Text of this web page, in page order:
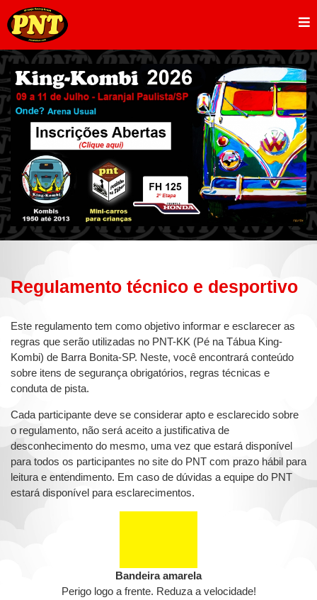
Regulamento técnico e desportivo
Este regulamento tem como objetivo informar e esclarecer as
regras que serão utilizadas no PNT-KK (Pé na Tábua King-
Kombi) de Barra Bonita-SP. Neste, você encontrará conteúdo
sobre itens de segurança obrigatórios, regras técnicas e
conduta de pista.
Cada participante deve se considerar apto e esclarecido sobre
o regulamento, não será aceito a justificativa de
desconhecimento do mesmo, uma vez que estará disponível
para todos os participantes no site do PNT com prazo hábil para
leitura e entendimento. Em caso de dúvidas a equipe do PNT
estará disponível para esclarecimentos.
Bandeira amarela
Perigo logo a frente. Reduza a velocidade!